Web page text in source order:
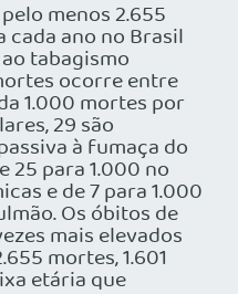
menos 2.655
ano no Brasil
tabagismo
ocorre entre
1.000 mortes por
29 são
à fumaça do
25 para 1.000 no
e de 7 para 1.000
Os óbitos de
mais elevados
mortes, 1.601
etária que